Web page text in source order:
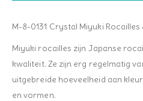
M-8-0131 Crystal Miyuki Rocailles
Miyuki rocailles zijn Japanse
kwaliteit. Ze zijn erg regelmatig
uitgebreide hoeveelheid aan
en vormen.